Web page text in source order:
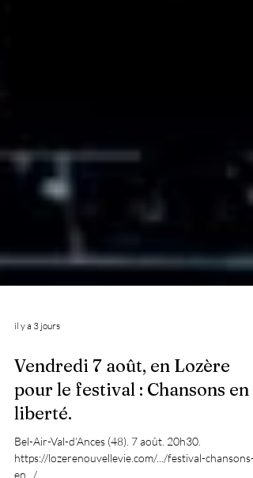
Vendredi 7 août, en Lozère
pour le festival : Chansons en
liberté.
Bel-Air-Val-d’Ances (48). 7 août. 20h30.